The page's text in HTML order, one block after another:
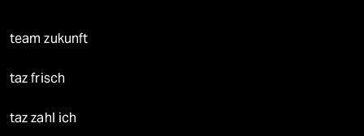
team zukunft
taz frisch
taz zahl ich